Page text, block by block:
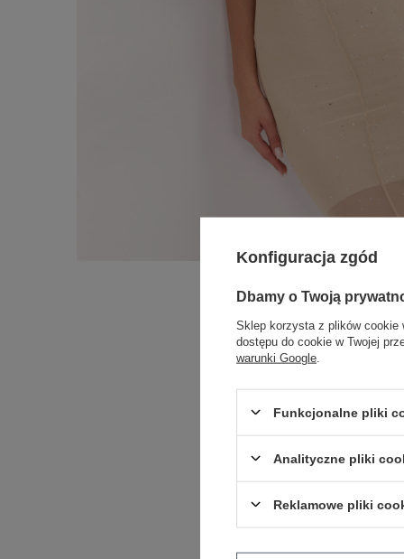
Konfiguracja zgód
Dbamy o Twoją
Sklep korzysta z plików cookie
dostępu do cookie w Twojej
warunki Google
Funkcjonalne pliki
Analityczne pliki
Reklamowe pliki